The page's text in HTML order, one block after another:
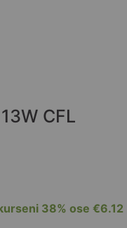
CFL
38% ose €6.12